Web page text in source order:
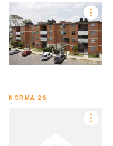
NORMA 26